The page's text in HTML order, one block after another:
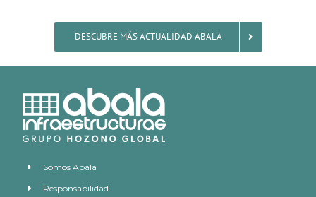
DESCUBRE MÁS ACTUALIDAD ABALA
Somos Abala
Responsabilidad